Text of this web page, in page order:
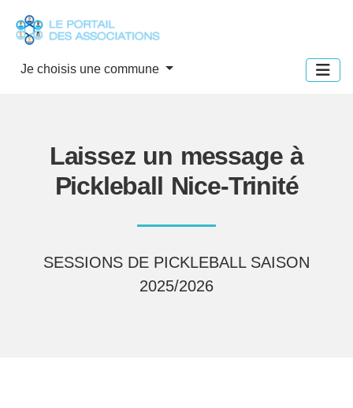
Je choisis une commune
Laissez un message à
Pickleball Nice-Trinité
SESSIONS DE PICKLEBALL SAISON
2025/2026